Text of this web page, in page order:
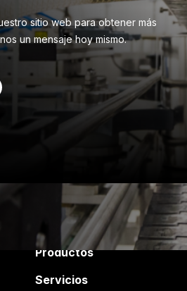
sitio web para obtener más
un mensaje hoy mismo.
Productos y Servicios
Productos
Servicios